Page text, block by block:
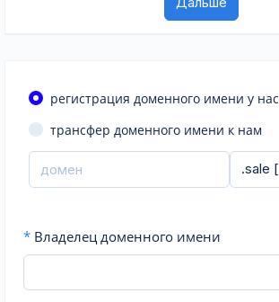
регистрация доменного имени у нас
трансфер доменного имени к нам
* Владелец доменного имени